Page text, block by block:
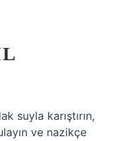
suyla karıştırın,
ve nazikçe